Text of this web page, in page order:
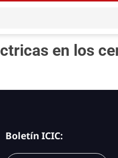
en los
Boletín ICIC: